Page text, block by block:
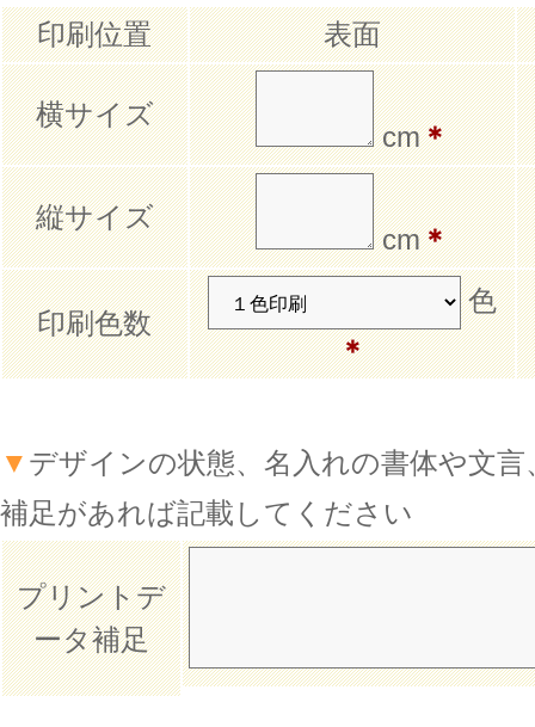
印刷位置
表面
横サイズ
cm＊
縦サイズ
cm＊
印刷色数
色
＊
▼ デザインの状態、名入れの書体や文
補足があれば記載してください
プリントデ
ータ補足